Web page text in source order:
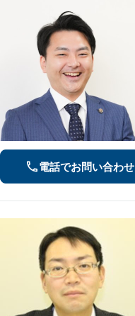
電話でお問い合わせ